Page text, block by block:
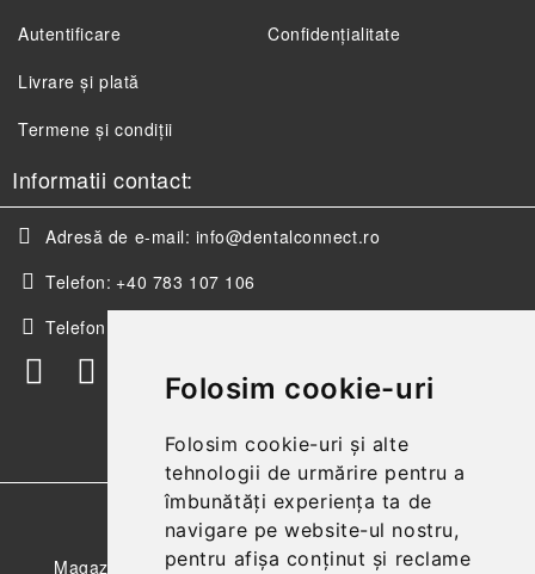
Folosim cookie-uri
Folosim cookie-uri și alte
tehnologii de urmărire pentru a
îmbunătăți experiența ta de
navigare pe website-ul nostru,
pentru afișa conținut și reclame
Autentificare
Livrare și plată
Termene și condiții
Confidențialitate
Informatii contact:
Adresă de e-mail: info@dentalconnect.ro
Telefon: +40 783 107 106
Telefon:
Magazinul nostru respecta 100% prevederile GDPR.